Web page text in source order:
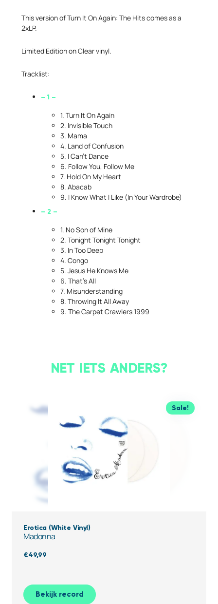
This version of Turn It On Again: The Hits comes as a
2xLP.
Limited Edition on Clear vinyl.
Tracklist:
– 1 –
1. Turn It On Again
2. Invisible Touch
3. Mama
4. Land of Confusion
5. I Can’t Dance
6. Follow You, Follow Me
7. Hold On My Heart
8. Abacab
9. I Know What I Like (In Your Wardrobe)
– 2 –
1. No Son of Mine
2. Tonight Tonight Tonight
3. In Too Deep
4. Congo
5. Jesus He Knows Me
6. That’s All
7. Misunderstanding
8. Throwing It All Away
9. The Carpet Crawlers 1999
NET IETS ANDERS?
Sale!
Erotica (White Vinyl)
Madonna
€49,99
Bekijk record